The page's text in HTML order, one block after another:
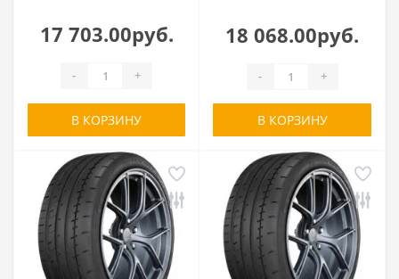
17 703.00руб.
- +
В КОРЗИНУ
18 068.00руб.
- +
В КОРЗИНУ